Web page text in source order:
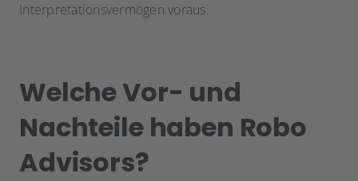
Interpretationsvermögen voraus.
Welche Vor- und
Nachteile haben Robo
Advisors?